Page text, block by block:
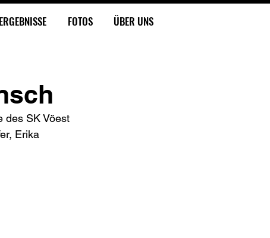
ERGEBNISSE FOTOS ÜBER UNS
des SK Vöest
Erika